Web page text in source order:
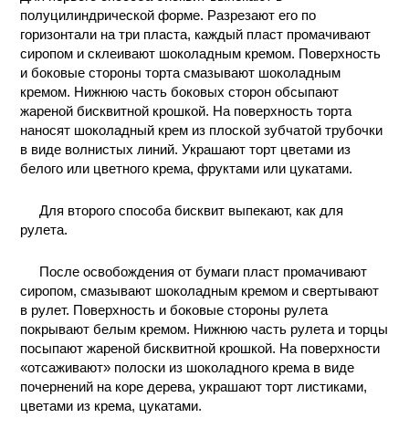
ХИМИИ
ХИМИЯ НА
ПРОИЗВОДСТВЕ
И ХИМИЧЕСКАЯ
ТЕХНОЛОГИЯ
полуцилиндрической форме. Разрезают его по
горизонтали на три пласта, каждый пласт промачивают
сиропом и склеивают шоколадным кремом. Поверхность
и боковые стороны торта смазывают шоколадным
кремом. Нижнюю часть боковых сторон обсыпают
жареной бисквитной крошкой. На поверхность торта
наносят шоколадный крем из плоской зубчатой трубочки
в виде волнистых линий. Украшают торт цветами из
белого или цветного крема, фруктами или цукатами.
Для второго способа бисквит выпекают, как для
рулета.
После освобождения от бумаги пласт промачивают
сиропом, смазывают шоколадным кремом и свертывают
в рулет. Поверхность и боковые стороны рулета
покрывают белым кремом. Нижнюю часть рулета и торцы
посыпают жареной бисквитной крошкой. На поверхности
«отсаживают» полоски из шоколадного крема в виде
почернений на коре дерева, украшают торт листиками,
цветами из крема, цукатами.